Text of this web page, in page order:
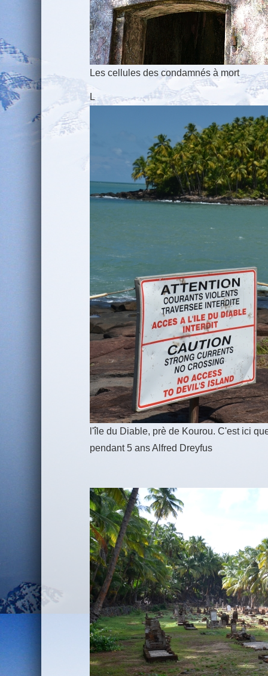
Les cellules des condamnés à mort
L
l'île du Diable, prè de Kourou. C'est ici
pendant 5 ans Alfred Dreyfus